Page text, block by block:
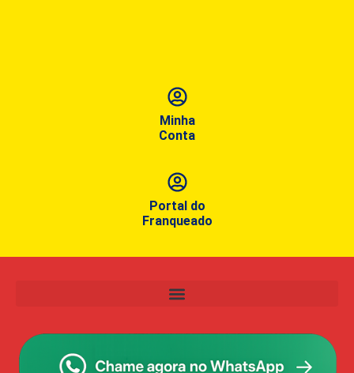
Minha
Conta
Portal do
Franqueado